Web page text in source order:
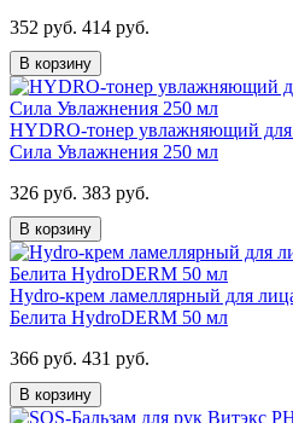
352 руб. 414 руб.
В корзину
HYDRO-тонер увлажняющий
Сила Увлажнения 250 мл
326 руб. 383 руб.
В корзину
Hydro-крем ламеллярный для
Белита HydroDERM 50 мл
366 руб. 431 руб.
В корзину